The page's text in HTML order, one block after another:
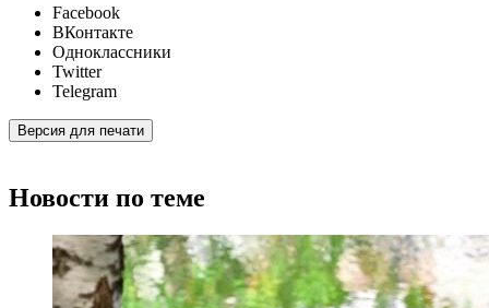
Facebook
ВКонтакте
Одноклассники
Twitter
Telegram
Версия для печати
Новости по теме